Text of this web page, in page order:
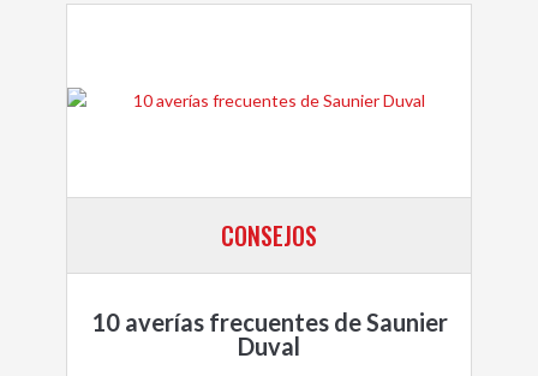
CONSEJOS
10 averías frecuentes de Saunier
Duval